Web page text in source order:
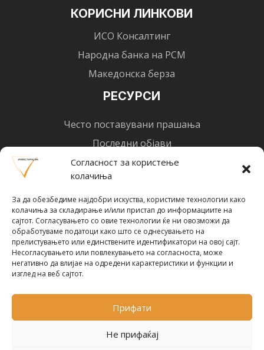
Согласност за користење
колачиња
За да обезбедиме најдобри искуства, користиме технологии како
колачиња за складирање и/или пристап до информациите на
сајтот. Согласувањето со овие технологии ќе ни овозможи да
обработуваме податоци како што се однесувањето на
прелистувањето или единствените идентификатори на овој сајт.
Несогласувањето или повлекувањето на согласноста, може
негативно да влијае на одредени карактеристики и функции и
изглед на веб сајтот.
Прифати
Не прифаќај
КОРИСНИ ЛИНКОВИ
ИСО Консалтинг
Народна банка на РСМ
Македонска берза
РЕСУРСИ
Често поставувани прашања
Последни објави
Најнови вести
Почни со инвестирање
Претплати се за новости
ПРЕТПЛАТИ СЕ !